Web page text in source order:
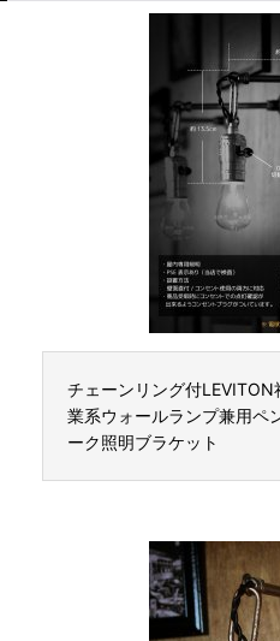
チェーンリング付
業系ウォールランプ兼用ペ
ーク照明ブラケット